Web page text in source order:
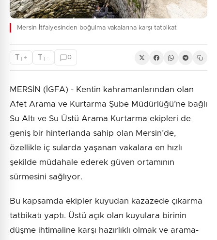
Mersin İtfaiyesinden boğulma vakalarına karşı tatbikat
TT+ TT - 0
MERSİN (İGFA) - Kentin kahramanlarından olan
Afet Arama ve Kurtarma Şube Müdürlüğü’ne bağlı
Su Altı ve Su Üstü Arama Kurtarma ekipleri de
geniş bir hinterlanda sahip olan Mersin’de,
özellikle iç sularda yaşanan vakalara en hızlı
şekilde müdahale ederek güven ortamının
sürmesini sağlıyor.
Bu kapsamda ekipler kuyudan kazazede çıkarma
tatbikatı yaptı. Üstü açık olan kuyulara birinin
düşme ihtimaline karşı hazırlıklı olmak ve arama-